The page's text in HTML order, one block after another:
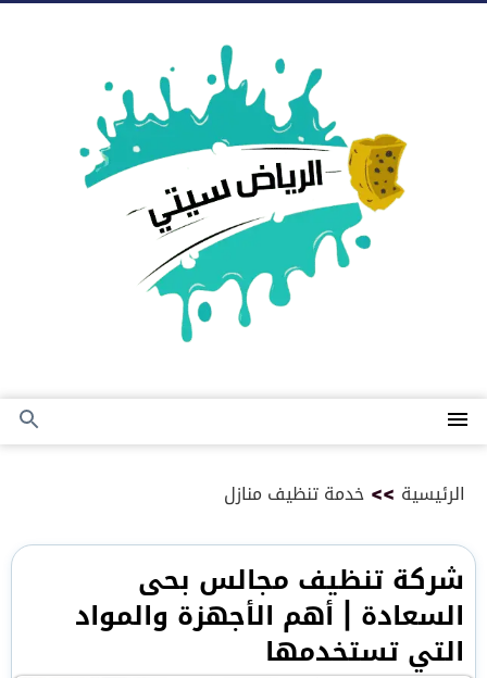
القائمة
بحث
الرئيسية >> خدمة تنظيف منازل
شركة تنظيف مجالس بحى
السعادة | أهم الأجهزة والمواد
التي تستخدمها